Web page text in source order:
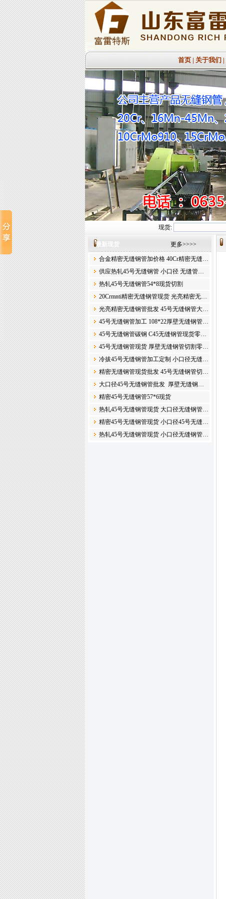
首页| 关于我们 |
现货:
最新现货 更多>>>>
合金精密无缝钢管加价格 40Cr精密无缝…
供应热轧45号无缝钢管 小口径 无缝管…
热轧45号无缝钢管54*8现货切割
20Crmnti精密无缝钢管现货 光亮精密无…
光亮精密无缝钢管批发 45号无缝钢管大…
45号无缝钢管加工 108*22厚壁无缝钢管…
45号无缝钢管碳钢 C45无缝钢管现货零…
45号无缝钢管现货 厚壁无缝钢管切割零…
冷拔45号无缝钢管加工定制 小口径无缝…
精密无缝钢管现货批发 45号无缝钢管切…
大口径45号无缝钢管批发 厚壁无缝钢…
精密45号无缝钢管57*6现货
热轧45号无缝钢管现货 大口径无缝钢管…
精密45号无缝钢管现货 小口径45号无缝…
热轧45号无缝钢管现货 小口径无缝钢管…